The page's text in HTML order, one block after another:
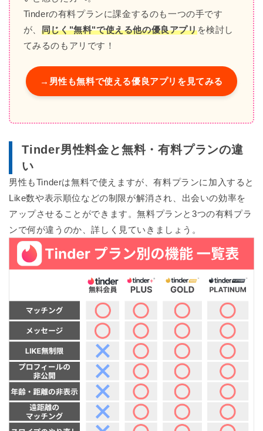
Tinderの有料プランに課金するのも一つの手です
が、 同じく"無料"で使える他の優良アプリを検討し
てみるのもアリです！
→男性も無料で使える優良アプリを見てみる
Tinder男性料金と無料・有料プランの違
い
男性もTinderは無料で使えますが、有料プランに加入すると
Like数や表示順位などの制限が解消され、出会いの効率を
アップさせることができます。無料プランと3つの有料プラ
ンで何が違うのか、詳しく見ていきましょう。